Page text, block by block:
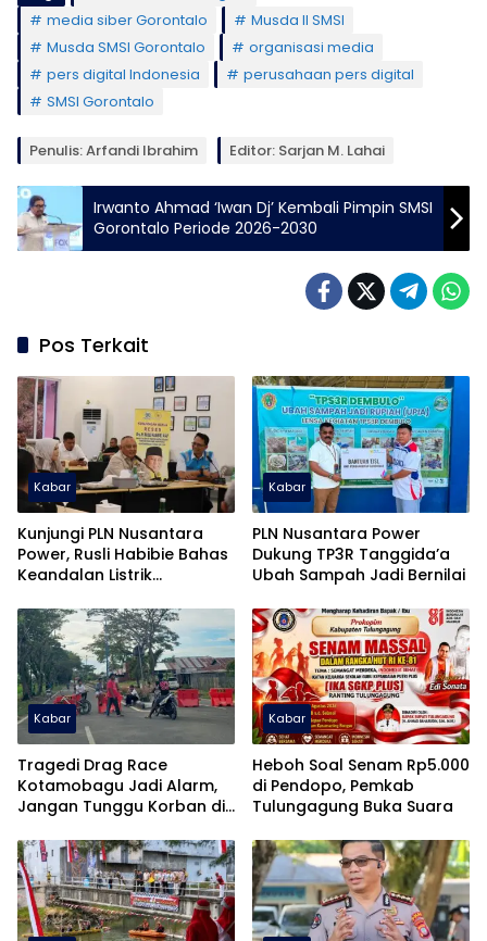
media siber Gorontalo
Musda II SMSI
Musda SMSI Gorontalo
organisasi media
pers digital Indonesia
perusahaan pers digital
SMSI Gorontalo
Penulis: Arfandi Ibrahim Editor: Sarjan M. Lahai
Irwanto Ahmad ‘Iwan Dj’ Kembali Pimpin SMSI
Gorontalo Periode 2026-2030
Pos Terkait
Kabar
Kunjungi PLN Nusantara
Power, Rusli Habibie Bahas
Keandalan Listrik
Kabar
PLN Nusantara Power
Dukung TP3R Tanggida’a
Ubah Sampah Jadi Bernilai
Kabar
Tragedi Drag Race
Kotamobagu Jadi Alarm,
Jangan Tunggu Korban di
Bolango
Kabar
Heboh Soal Senam Rp5.000
di Pendopo, Pemkab
Tulungagung Buka Suara